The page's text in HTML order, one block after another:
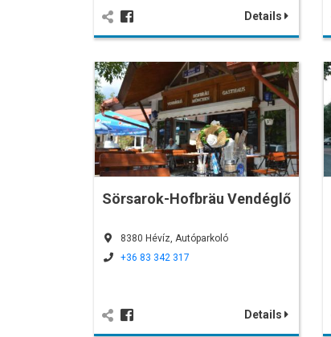
Details
Sörsarok-Hofbräu Vendéglő
8380 Hévíz, Autóparkoló
+36 83 342 317
Details